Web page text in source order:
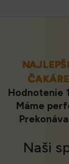
Hodnotenie
Máme
Naši